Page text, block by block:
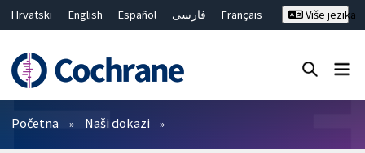
Hrvatski English Español فارسی
Français
繁體中文
简体中文
Više jezika
Prečistači
Početna Naši dokazi